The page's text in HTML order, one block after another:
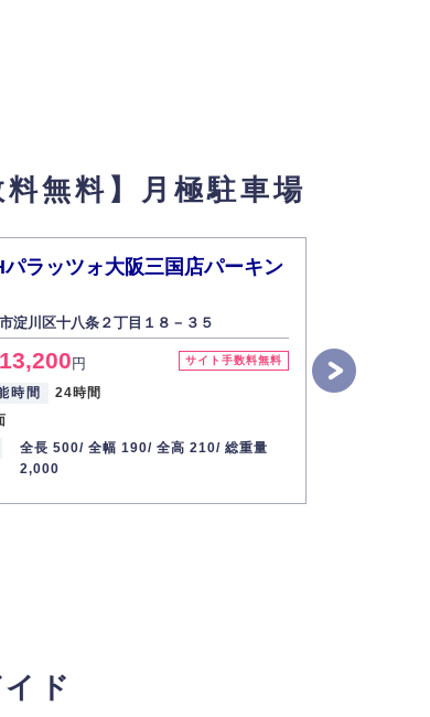
料無料】月極駐車場
パラッツォ大阪三国店パーキン
淀川区十八条２丁目１８－３５
サイト手数料無料
13,200円
時間
24時間
全長 500/ 全幅 190/ 全高 210/ 総重量
2,000
入出庫可
ド